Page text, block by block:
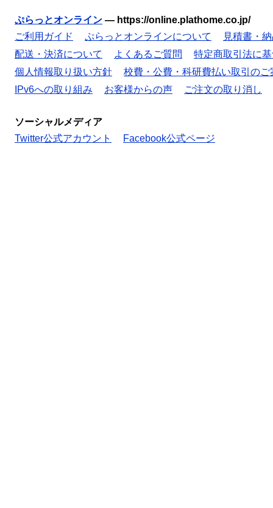
ぷらっとオンライン — https://online.plathome.co.jp/
ご利用ガイド
ぷらっとオンラインについて
見積書・
配送・決済について
よくあるご質問
特定商取引法に
個人情報取り扱い方針
校費・公費・科研費払い取引のご
IPv6への取り組み
お客様からの声 ご注文の取り消し
ソーシャルメディア
Twitter公式アカウント
Facebook公式ページ